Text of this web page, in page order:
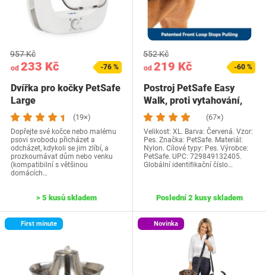
od 233 Kč
957 Kč
-76 %
Dvířka pro kočky PetSafe
Large
(19×)
Dopřejte své kočce nebo malému
psovi svobodu přicházet a
odcházet, kdykoli se jim zlíbí, a
prozkoumávat dům nebo venku
(kompatibilní s většinou
domácích…
> 5 kusů skladem
od 219 Kč
552 Kč
-60 %
Postroj PetSafe Easy
Walk, proti vytahování,
snižuje dávení…(67×)
Velikost: XL. Barva: Červená. Vzor:
Pes. Značka: PetSafe. Materiál:
Nylon. Cílové typy: Pes. Výrobce:
PetSafe. UPC: 729849132405.
Globální identifikační číslo…
Poslední 2 kusy skladem
First minute Novinka